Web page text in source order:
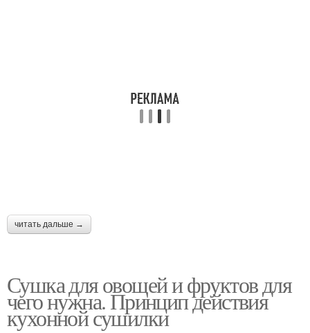
читать дальше →
Сушка для овощей и фруктов для
чего нужна. Принцип действия
кухонной сушилки